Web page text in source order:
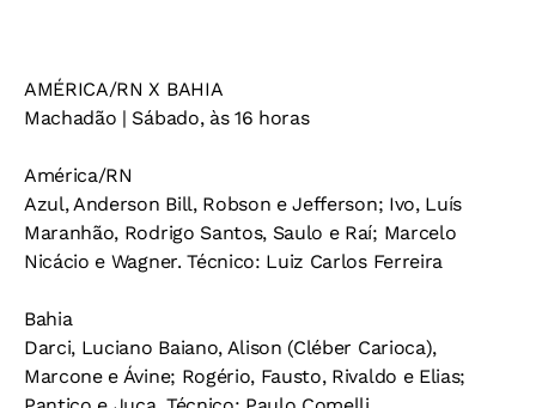
AMÉRICA/RN X BAHIA
Machadão | Sábado, às 16 horas
América/RN
Azul, Anderson Bill, Robson e Jefferson; Ivo, Luís
Maranhão, Rodrigo Santos, Saulo e Raí; Marcelo
Nicácio e Wagner. Técnico: Luiz Carlos Ferreira
Bahia
Darci, Luciano Baiano, Alison (Cléber Carioca),
Marcone e Ávine; Rogério, Fausto, Rivaldo e Elias;